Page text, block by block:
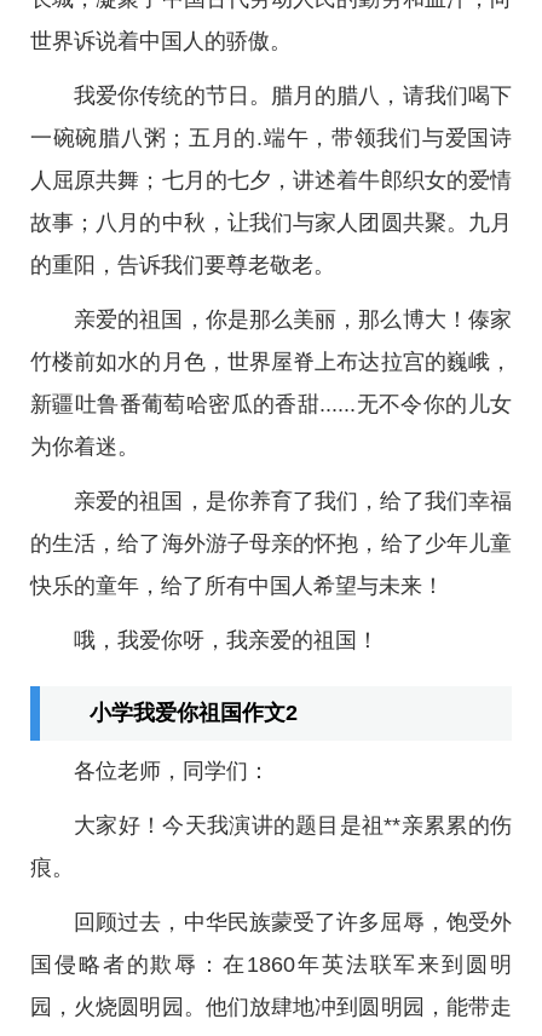
世界诉说着中国人的骄傲。
我爱你传统的节日。腊月的腊八，请我们喝下
一碗碗腊八粥；五月的.端午，带领我们与爱国诗
人屈原共舞；七月的七夕，讲述着牛郎织女的爱情
故事；八月的中秋，让我们与家人团圆共聚。九月
的重阳，告诉我们要尊老敬老。
亲爱的祖国，你是那么美丽，那么博大！傣家
竹楼前如水的月色，世界屋脊上布达拉宫的巍峨，
新疆吐鲁番葡萄哈密瓜的香甜......无不令你的儿女
为你着迷。
亲爱的祖国，是你养育了我们，给了我们幸福
的生活，给了海外游子母亲的怀抱，给了少年儿童
快乐的童年，给了所有中国人希望与未来！
哦，我爱你呀，我亲爱的祖国！
小学我爱你祖国作文2
各位老师，同学们：
大家好！今天我演讲的题目是祖**亲累累的伤
痕。
回顾过去，中华民族蒙受了许多屈辱，饱受外
国侵略者的欺辱：在1860年英法联军来到圆明
园，火烧圆明园。他们放肆地冲到圆明园，能带走